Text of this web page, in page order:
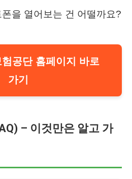
을 열어보는 건 어떨까요?
공단 홈페이지 바로
가기
– 이것만은 알고 가